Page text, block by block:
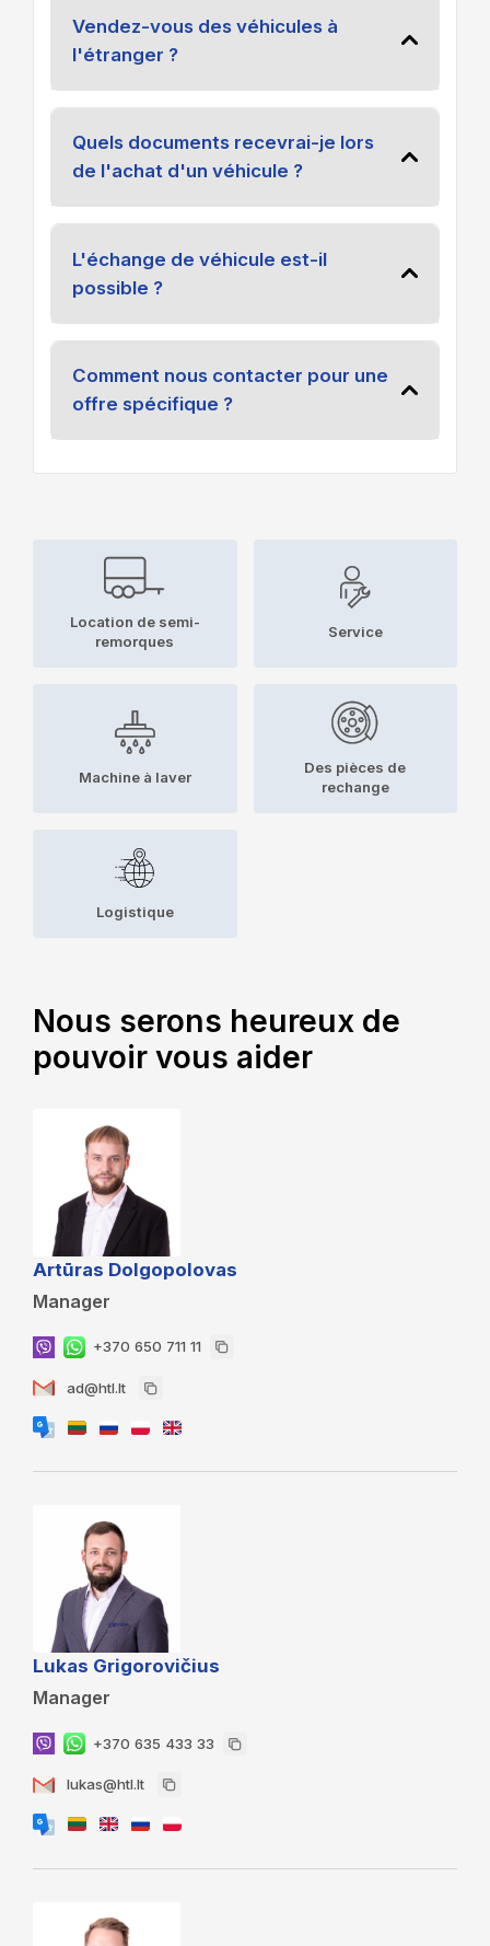
Vendez-vous des véhicules à
l'étranger ?
Quels documents recevrai-je lors
de l'achat d'un véhicule ?
L'échange de véhicule est-il
possible ?
Comment nous contacter pour une
offre spécifique ?
Location de semi-
remorques
Service
Machine à laver
Des pièces de
rechange
Logistique
Nous serons heureux de
pouvoir vous aider
Artūras Dolgopolovas
Manager
+370 650 711 11
ad@htl.lt
Lukas Grigorovičius
Manager
+370 635 433 33
lukas@htl.lt